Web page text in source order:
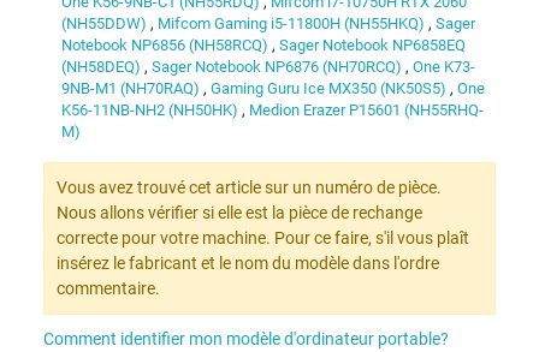
(NH55DDW) , Mifcom Gaming i5-11800H (NH55HKQ) , Sager
Notebook NP6856 (NH58RCQ) , Sager Notebook NP6858EQ
(NH58DEQ) , Sager Notebook NP6876 (NH70RCQ) , One K73-
9NB-M1 (NH70RAQ) , Gaming Guru Ice MX350 (NK50S5) , One
K56-11NB-NH2 (NH50HK) , Medion Erazer P15601 (NH55RHQ-
M)
Vous avez trouvé cet article sur un numéro de pièce.
Nous allons vérifier si elle est la pièce de rechange
correcte pour votre machine. Pour ce faire, s'il vous plaît
insérez le fabricant et le nom du modèle dans l'ordre
commentaire.
Comment identifier mon modèle d'ordinateur portable?